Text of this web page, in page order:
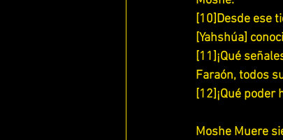
[10]Desde ese
[Yahshúa]
[11]¡Qué
Faraón, todos
[12]¡Qué poder
Moshe Muere